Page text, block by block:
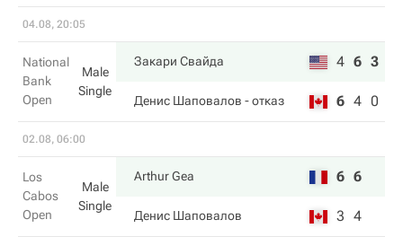
04.08, 20:05
National
Bank
Open
Male
Single
Закари Свайда 4 6 3
Денис Шаповалов - отказ 6 4 0
02.08, 06:00
Los
Cabos
Open
Male
Single
Arthur Gea 6 6
Денис Шаповалов 3 4